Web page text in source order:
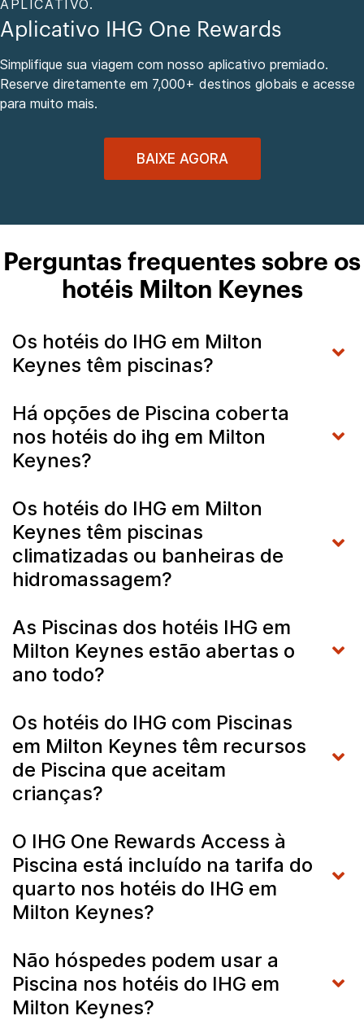
APLICATIVO.
Aplicativo IHG One Rewards
Simplifique sua viagem com nosso aplicativo premiado.
Reserve diretamente em 7,000+ destinos globais e acesse
para muito mais.
BAIXE AGORA
Perguntas frequentes sobre os
hotéis Milton Keynes
Os hotéis do IHG em Milton
Keynes têm piscinas?
Há opções de Piscina coberta
nos hotéis do ihg em Milton
Keynes?
Os hotéis do IHG em Milton
Keynes têm piscinas
climatizadas ou banheiras de
hidromassagem?
As Piscinas dos hotéis IHG em
Milton Keynes estão abertas o
ano todo?
Os hotéis do IHG com Piscinas
em Milton Keynes têm recursos
de Piscina que aceitam
crianças?
O IHG One Rewards Access à
Piscina está incluído na tarifa do
quarto nos hotéis do IHG em
Milton Keynes?
Não hóspedes podem usar a
Piscina nos hotéis do IHG em
Milton Keynes?